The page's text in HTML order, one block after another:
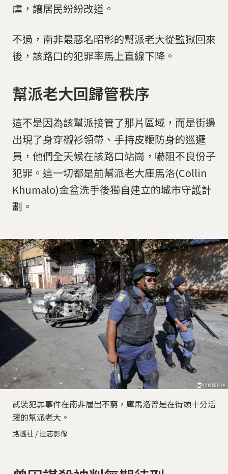
虐，讓居民紛紛改道。
不過，南非最惡名昭彰的幫派老大從監獄回來
後，該路口的犯罪率馬上直線下降。
幫派老大回歸管秩序
這不是因為該幫派接管了那片區域，而是街邊
出現了身穿襯衫領帶、手持皮鞭防身的巡邏
員，他們全天候在該路口站崗，嚇阻不良份子
犯罪。這一切都是前幫派老大庫馬洛(Collin
Khumalo)金盆洗手後獨自建立的城市守護計
劃。
武裝犯罪事件在南非層出不窮，庫馬洛曾是在街頭十分活
躍的幫派老大。
路透社 / 達志影像